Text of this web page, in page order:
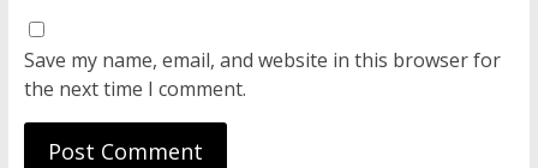
Save my name, email, and website in this browser for
the next time I comment.